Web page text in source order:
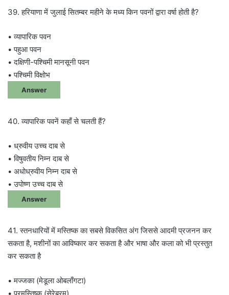
39. हरियाणा में जुलाई सितम्बर महीने के मध्य किन पवनों द्वारा वर्षा होती है?
• व्यापारिक पवन
• पहुआ पवन
• दक्षिणी-पश्चिमी मानसूनी पवन
• पश्चिमी विक्षोभ
Answer
40. व्यापारिक पवनें कहाँ से चलती हैं?
• ध्रुवीय उच्च दाब से
• विषुवतीय निम्न दाब से
• अधोध्रुवीय निम्न दाब से
• उपोष्ण उच्च दाब से
Answer
41. स्तनधारियों में मस्तिष्क का सबसे विकसित अंग जिससे आदमी प्रजनन कर
सकता है, मशीनों का आविष्कार कर सकता है और भाषा और कला को भी प्रस्तुत
कर सकता है
• मज्जका (मेडूला ओबलाँगटा)